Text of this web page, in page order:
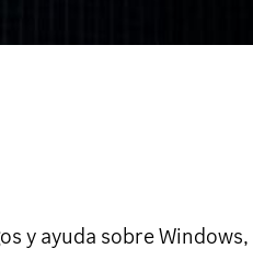
y ayuda sobre